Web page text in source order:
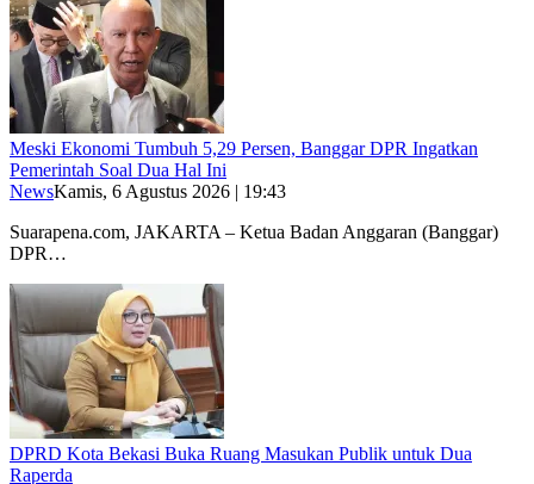
Meski Ekonomi Tumbuh 5,29 Persen, Banggar DPR Ingatkan
Pemerintah Soal Dua Hal Ini
NewsKamis, 6 Agustus 2026 | 19:43
Suarapena.com, JAKARTA – Ketua Badan Anggaran (Banggar)
DPR…
DPRD Kota Bekasi Buka Ruang Masukan Publik untuk Dua
Raperda